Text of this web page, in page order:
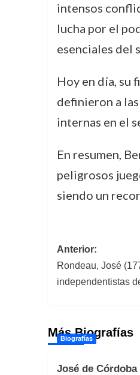
intensos
lucha por el
esenciales del
Hoy en día, su
definieron a
internas en el
En resumen,
peligrosos
siendo un
de
Anterior:
Rondeau, José
independentistas
Más Biografías
Biografías
José de Córdoba